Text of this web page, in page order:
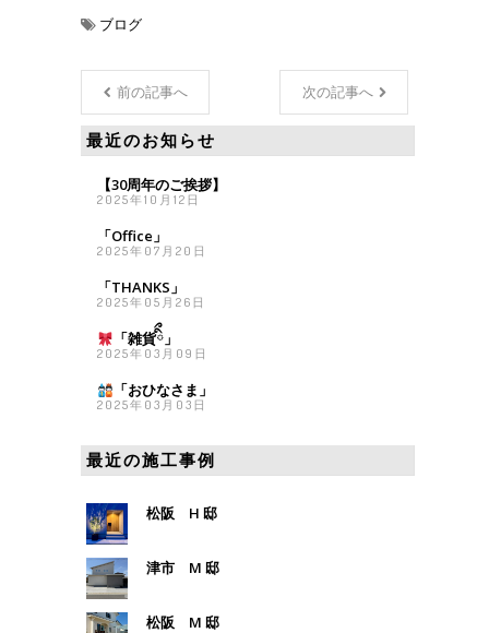
ブログ
前の記事へ 次の記事へ
最近のお知らせ
【30周年のご挨拶】
2025年10月12日
「Office」
2025年07月20日
「THANKS」
2025年05月26日
「雑貨ིྀ」
2025年03月09日
「おひなさま 」
2025年03月03日
最近の施工事例
松阪 H 邸
津市 M 邸
松阪 M 邸